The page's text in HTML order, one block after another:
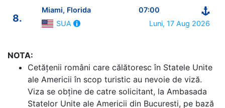
7.
Ocean Cay, MSC Marine Reserve Bahamas
08:00
8.
Miami, Florida
07:00
SUA
Luni, 17 Aug 2026
NOTA:
Cetăţenii români care călătoresc în Statele Unite
ale Americii în scop turistic au nevoie de viză.
Viza se obține de catre solicitant, la Ambasada
Statelor Unite ale Americii din Bucuresti, pe bază